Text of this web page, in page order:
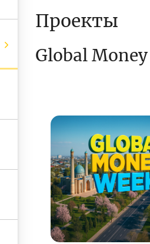
Денежно-
политика и
элементы
Проекты
Global